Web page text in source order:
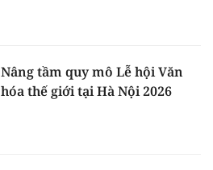
Nâng tầm quy mô Lễ hội Văn
hóa thế giới tại Hà Nội 2026